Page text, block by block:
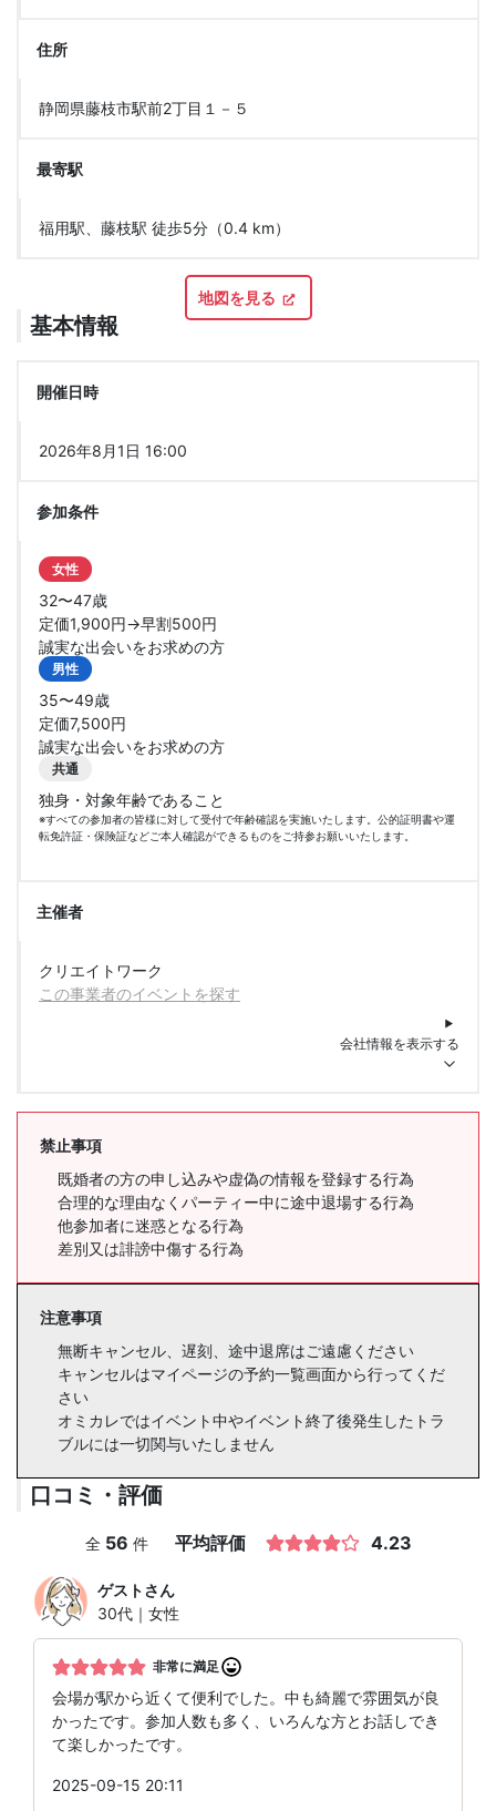
住所
静岡県藤枝市駅前2丁目１－５
最寄駅
福用駅、藤枝駅 徒歩5分（0.4 km）
地図を見る
基本情報
開催日時
2026年8月1日 16:00
参加条件
女性
32〜47歳
定価1,900円→早割500円
誠実な出会いをお求めの方
男性
35〜49歳
定価7,500円
誠実な出会いをお求めの方
共通
独身・対象年齢であること
※すべての参加者の皆様に対して受付で年齢確認を実施いたします。公的証明書や運
転免許証・保険証などご本人確認ができるものをご持参お願いいたします。
主催者
クリエイトワーク
この事業者のイベントを探す
会社情報を表示する
禁止事項
既婚者の方の申し込みや虚偽の情報を登録する行為
合理的な理由なくパーティー中に途中退場する行為
他参加者に迷惑となる行為
差別又は誹謗中傷する行為
注意事項
無断キャンセル、遅刻、途中退席はご遠慮ください
キャンセルはマイページの予約一覧画面から行ってくだ
さい
オミカレではイベント中やイベント終了後発生したトラ
ブルには一切関与いたしません
口コミ・評価
全 56 件 平均評価 4.23
ゲストさん
30代｜女性
非常に満足
会場が駅から近くて便利でした。中も綺麗で雰囲気が良
かったです。参加人数も多く、いろんな方とお話しでき
て楽しかったです。
2025-09-15 20:11